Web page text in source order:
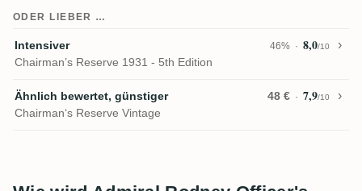
ODER LIEBER …
Intensiver 46% 8,0/10
Chairman’s Reserve 1931 - 5th Edition
Ähnlich bewertet, günstiger 48 € 7,9/10
Chairman‘s Reserve Vintage